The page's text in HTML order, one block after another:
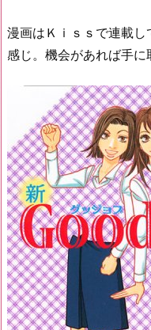
漫画はＫｉｓｓで連載
感じ。機会があれば手に